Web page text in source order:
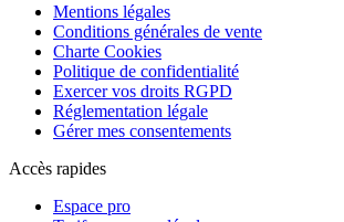
Mentions légales
Conditions générales de vente
Charte Cookies
Politique de confidentialité
Exercer vos droits RGPD
Réglementation légale
Gérer mes consentements
Accès rapides
Espace pro